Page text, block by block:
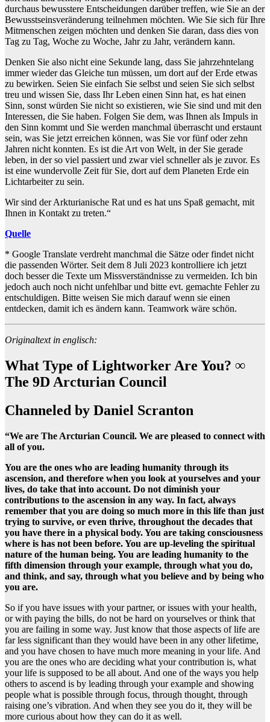
durchaus bewusstere Entscheidungen darüber treffen, wie Sie an der
Bewusstseinsveränderung teilnehmen möchten. Wie Sie sich für Ihre
Mitmenschen zeigen möchten und denken Sie daran, dass dies von
Tag zu Tag, Woche zu Woche, Jahr zu Jahr, verändern kann.
Denken Sie also nicht eine Sekunde lang, dass Sie jahrzehntelang
immer wieder das Gleiche tun müssen, um dort auf der Erde etwas
zu bewirken. Seien Sie einfach Sie selbst und seien Sie sich selbst
treu und wissen Sie, dass Ihr Leben einen Sinn hat, es hat einen
Sinn, sonst würden Sie nicht so existieren, wie Sie sind und mit den
Interessen, die Sie haben. Folgen Sie dem, was Ihnen als Impuls in
den Sinn kommt und Sie werden manchmal überrascht und erstaunt
sein, was Sie jetzt erreichen können, was Sie vor fünf oder zehn
Jahren nicht konnten. Es ist die Art von Welt, in der Sie gerade
leben, in der so viel passiert und zwar viel schneller als je zuvor. Es
ist eine wundervolle Zeit für Sie, dort auf dem Planeten Erde ein
Lichtarbeiter zu sein.
Wir sind der Arkturianische Rat und es hat uns Spaß gemacht, mit
Ihnen in Kontakt zu treten.“
Quelle
* Google Translate verdreht manchmal die Sätze oder findet nicht
die passenden Wörter. Seit dem 8 Juli 2023 kontrolliere ich jetzt
doch besser die Texte um Missverständnisse zu vermeiden. Ich bin
jedoch auch noch nicht unfehlbar und bitte evt. gemachte Fehler zu
entschuldigen. Bitte weisen Sie mich darauf wenn sie einen
entdecken, damit ich es ändern kann. Teamwork wäre schön.
Originaltext in englisch:
What Type of Lightworker Are You? ∞
The 9D Arcturian Council
Channeled by Daniel Scranton
“We are The Arcturian Council. We are pleased to connect with
all of you.
You are the ones who are leading humanity through its
ascension, and therefore when you look at yourselves and your
lives, do take that into account. Do not diminish your
contributions to the ascension in any way. In fact, always
remember that you are doing so much more in this life than just
trying to survive, or even thrive, throughout the decades that
you have there in a physical body. You are taking consciousness
where is has not been before. You are up-leveling the spiritual
nature of the human being. You are leading humanity to the
fifth dimension through your example, through what you do,
and think, and say, through what you believe and by being who
you are.
So if you have issues with your partner, or issues with your health,
or with paying the bills, do not be hard on yourselves or think that
you are failing in some way. Just know that those aspects of life are
far less significant than they would have been in any other lifetime,
and you have chosen to have much more meaning in your life. And
you are the ones who are deciding what your contribution is, what
your life is supposed to be all about. And one of the ways you help
others to ascend is by leading through your example and showing
people what is possible through focus, through thought, through
raising one’s vibration. And when they see you do it, they will be
more curious about how they can do it as well.